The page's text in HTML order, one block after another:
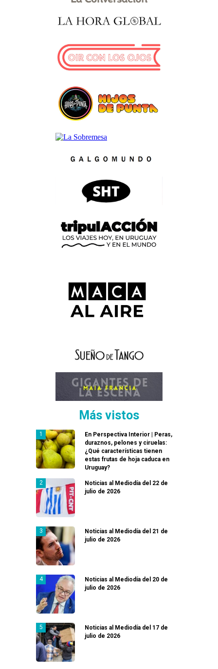
Más vistos
En Perspectiva Interior | Peras,
duraznos, pelones y ciruelas:
¿Qué características tienen
estas frutas de hoja caduca en
Uruguay?
Noticias al Mediodía del 22 de
julio de 2026
Noticias al Mediodía del 21 de
julio de 2026
Noticias al Mediodía del 20 de
julio de 2026
Noticias al Mediodía del 17 de
julio de 2026